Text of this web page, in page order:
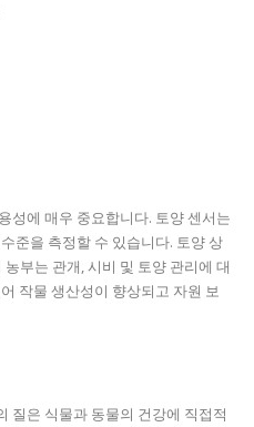
성에 매우 중요합니다. 토양 센서는
준을 측정할 수 있습니다. 토양 상
부는 관개, 시비 및 토양 관리에 대
작물 생산성이 향상되고 자원 보
질은 식물과 동물의 건강에 직접적